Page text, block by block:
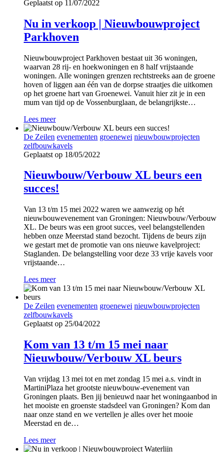
Geplaatst op 11/07/2022
Nu in verkoop | Nieuwbouwproject
Parkhoven
Nieuwbouwproject Parkhoven bestaat uit 36 woningen,
waarvan 28 rij- en hoekwoningen en 8 half vrijstaande
woningen. Alle woningen grenzen rechtstreeks aan de groene
hoven of liggen aan één van de dorpse straatjes die uitkomen
op het groene hart van Groenewei. Vanuit hier zit je in een
mum van tijd op de Vossenburglaan, de belangrijkste…
Lees meer
De Zeilen evenementen groenewei nieuwbouwprojecten
zelfbouwkavels
Geplaatst op 18/05/2022
Nieuwbouw/Verbouw XL beurs een
succes!
Van 13 t/m 15 mei 2022 waren we aanwezig op hét
nieuwbouwevenement van Groningen: Nieuwbouw/Verbouw
XL. De beurs was een groot succes, veel belangstellenden
hebben onze Meerstad stand bezocht. Tijdens de beurs zijn
we gestart met de promotie van ons nieuwe kavelproject:
Staglanden. De belangstelling voor deze 33 vrije kavels voor
vrijstaande…
Lees meer
De Zeilen evenementen groenewei nieuwbouwprojecten
zelfbouwkavels
Geplaatst op 25/04/2022
Kom van 13 t/m 15 mei naar
Nieuwbouw/Verbouw XL beurs
Van vrijdag 13 mei tot en met zondag 15 mei a.s. vindt in
MartiniPlaza het grootste nieuwbouw-evenement van
Groningen plaats. Ben jij benieuwd naar het woningaanbod in
het mooiste en groenste stadsdeel van Groningen? Kom dan
naar onze stand en we vertellen je alles over het mooie
Meerstad en de…
Lees meer